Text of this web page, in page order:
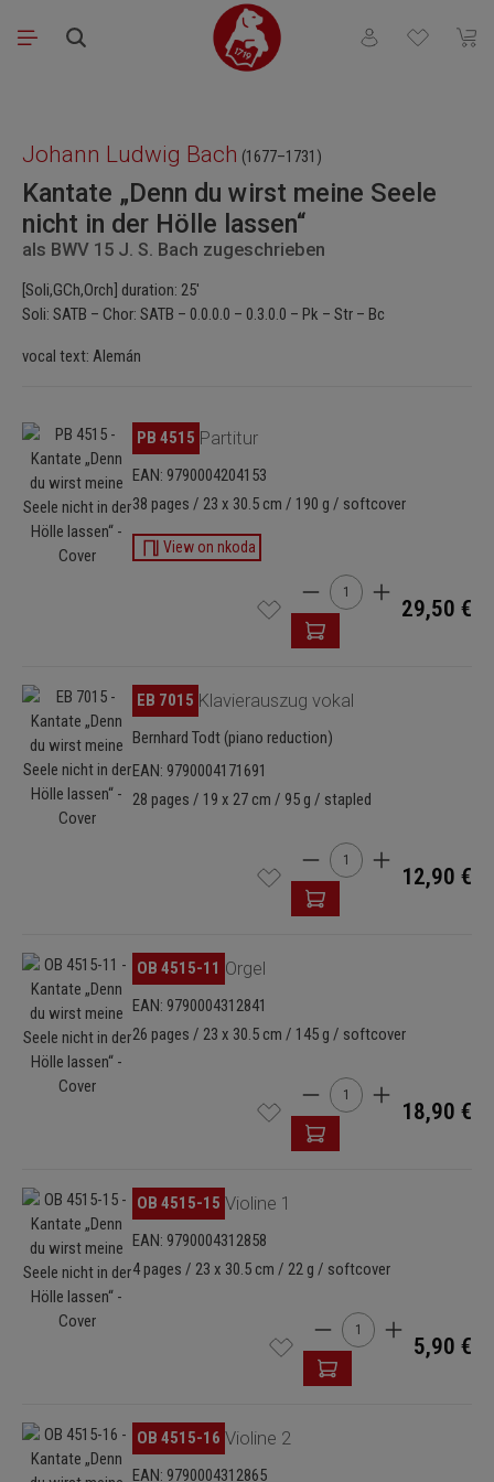
Saltar al contenido principal
Tienes 0 El
Johann Ludwig Bach (1677–1731)
Kantate „Denn du wirst meine Seele
nicht in der Hölle lassen“
als BWV 15 J. S. Bach zugeschrieben
[Soli,GCh,Orch] duration: 25'
Soli: SATB – Chor: SATB – 0.0.0.0 – 0.3.0.0 – Pk – Str – Bc
vocal text: Alemán
Omitir galería de imágenes
PB 4515 Partitur
EAN: 9790004204153
38 pages / 23 x 30.5 cm / 190 g / softcover
View on nkoda
Cantidad del producto:
29,50 €
Omitir galería de imágenes
EB 7015 Klavierauszug vokal
Bernhard Todt (piano reduction)
EAN: 9790004171691
28 pages / 19 x 27 cm / 95 g / stapled
Cantidad del producto:
12,90 €
Omitir galería de imágenes
OB 4515-11 Orgel
EAN: 9790004312841
26 pages / 23 x 30.5 cm / 145 g / softcover
Cantidad del producto:
18,90 €
Omitir galería de imágenes
OB 4515-15 Violine 1
EAN: 9790004312858
4 pages / 23 x 30.5 cm / 22 g / softcover
Cantidad del
5,90 €
Omitir galería de imágenes
OB 4515-16 Violine 2
EAN: 9790004312865